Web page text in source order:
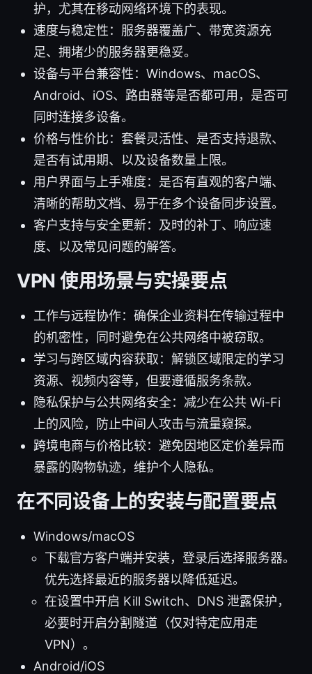
护，尤其在移动网络环境下的表现。
速度与稳定性：服务器覆盖广、带宽资源充
足、拥堵少的服务器更稳妥。
设备与平台兼容性：Windows、macOS、
Android、iOS、路由器等是否都可用，是否可
同时连接多设备。
价格与性价比：套餐灵活性、是否支持退款、
是否有试用期、以及设备数量上限。
用户界面与上手难度：是否有直观的客户端、
清晰的帮助文档、易于在多个设备同步设置。
客户支持与安全更新：及时的补丁、响应速
度、以及常见问题的解答。
VPN 使用场景与实操要点
工作与远程协作：确保企业资料在传输过程中
的机密性，同时避免在公共网络中被窃取。
学习与跨区域内容获取：解锁区域限定的学习
资源、视频内容等，但要遵循服务条款。
隐私保护与公共网络安全：减少在公共 Wi-Fi
上的风险，防止中间人攻击与流量窥探。
跨境电商与价格比较：避免因地区定价差异而
暴露的购物轨迹，维护个人隐私。
在不同设备上的安装与配置要点
Windows/macOS
下载官方客户端并安装，登录后选择服务器。
优先选择最近的服务器以降低延迟。
在设置中开启 Kill Switch、DNS 泄露保护，
必要时开启分割隧道（仅对特定应用走
VPN）。
Android/iOS